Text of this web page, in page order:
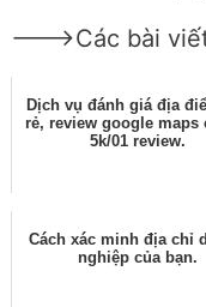
--->Các bài
Dịch vụ đánh giá địa
rẻ, review google maps
5k/01 review.
Cách xác minh địa chỉ
nghiệp của bạn.